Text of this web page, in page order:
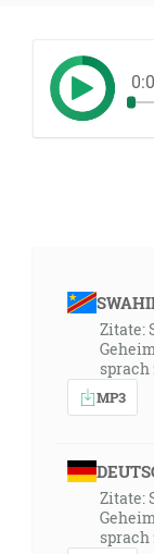
Zitate:
sprach
MP3
Zitate:
sprach